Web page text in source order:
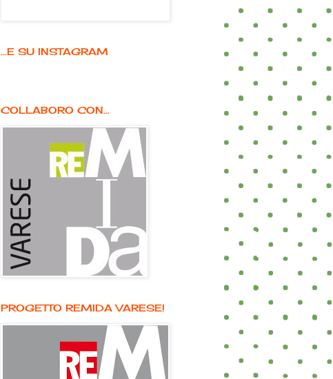
...E SU INSTAGRAM
COLLABORO CON...
PROGETTO REMIDA VARESE!